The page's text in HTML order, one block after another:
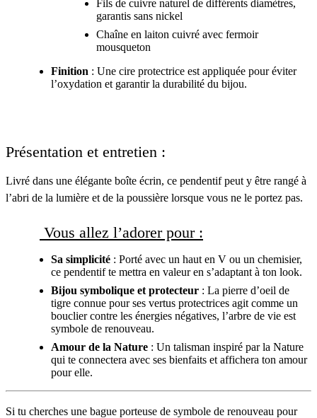
Fils de cuivre naturel de différents diamètres,
garantis sans nickel
Chaîne en laiton cuivré avec fermoir
mousqueton
Finition : Une cire protectrice est appliquée pour éviter
l’oxydation et garantir la durabilité du bijou.
Présentation et entretien :
Livré dans une élégante boîte écrin, ce pendentif peut y être rangé à
l’abri de la lumière et de la poussière lorsque vous ne le portez pas.
Vous allez l’adorer pour :
Sa simplicité : Porté avec un haut en V ou un chemisier,
ce pendentif te mettra en valeur en s’adaptant à ton look.
Bijou symbolique et protecteur : La pierre d’oeil de
tigre connue pour ses vertus protectrices agit comme un
bouclier contre les énergies négatives, l’arbre de vie est
symbole de renouveau.
Amour de la Nature : Un talisman inspiré par la Nature
qui te connectera avec ses bienfaits et affichera ton amour
pour elle.
Si tu cherches une bague porteuse de symbole de renouveau pour